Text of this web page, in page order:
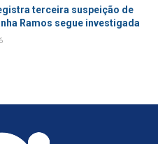
terceira suspeição de
Ramos segue investigada